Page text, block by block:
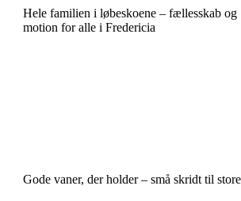
Hele familien i løbeskoene – fællesskab og
motion for alle i Fredericia
Gode vaner, der holder – små skridt til